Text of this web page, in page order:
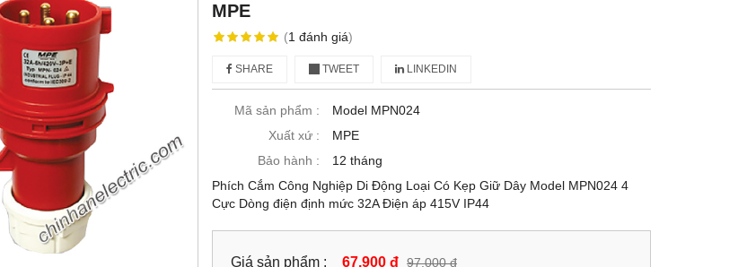
MPE
(1 đánh giá)
SHARE TWEET LINKEDIN
Mã sản phẩm :
Model MPN024
Xuất xứ :
MPE
Bảo hành :
12 tháng
Phích Cắm Công Nghiệp Di Động Loại Có Kẹp Giữ Dây Model MPN024 4
Cực Dòng điện định mức 32A Điện áp 415V IP44
Giá sản phẩm : 67,900 đ 97,000 đ